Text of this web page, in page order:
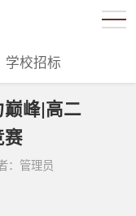
学校招标
峰|高二
赛
：管理员